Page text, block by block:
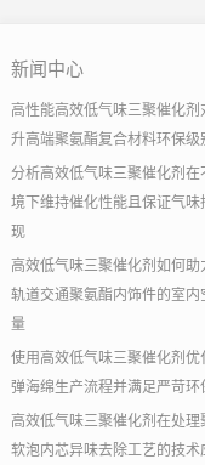
新闻中心
高性能高效低气味三聚催化剂
升高端聚氨酯复合材料环保级
分析高效低气味三聚催化剂在
境下维持催化性能且保证气味
现
高效低气味三聚催化剂如何助
轨道交通聚氨酯内饰件的室内
量
使用高效低气味三聚催化剂优
弹海绵生产流程并满足严苛环
高效低气味三聚催化剂在处理
软泡内芯异味去除工艺的技术